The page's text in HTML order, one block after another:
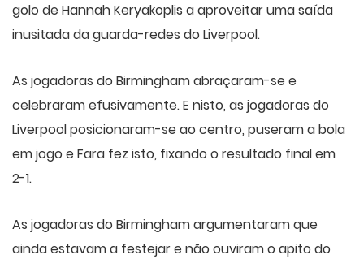
golo de Hannah Keryakoplis a aproveitar uma saída
inusitada da guarda-redes do Liverpool.
As jogadoras do Birmingham abraçaram-se e
celebraram efusivamente. E nisto, as jogadoras do
Liverpool posicionaram-se ao centro, puseram a bola
em jogo e Fara fez isto, fixando o resultado final em
2-1.
As jogadoras do Birmingham argumentaram que
ainda estavam a festejar e não ouviram o apito do